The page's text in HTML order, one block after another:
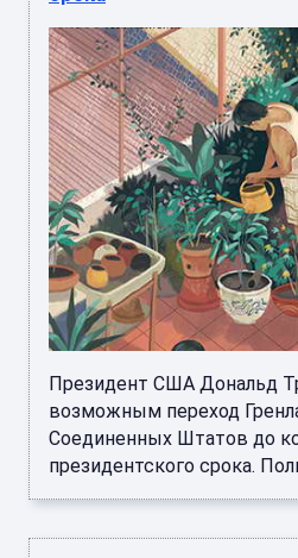
Президент США Дональд
возможным переход
Соединенных Штатов до
президентского срока.